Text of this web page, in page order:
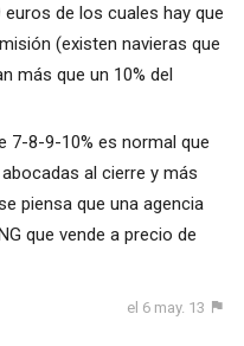
de los cuales hay que
(existen navieras que
más que un 10% del
8-9-10% es normal que
al cierre y más
piensa que una agencia
que vende a precio de
el 6 may. 13